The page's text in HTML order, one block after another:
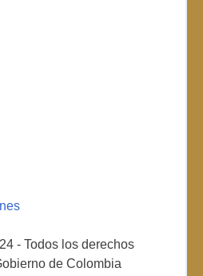
- Todos los derechos
de Colombia